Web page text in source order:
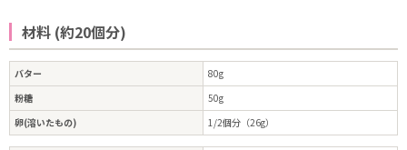
材料 (約20個分)
バター
80g
粉糖
50g
卵(溶いたもの)
1/2個分（26g）